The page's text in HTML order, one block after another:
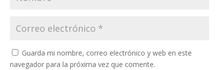
Guarda mi nombre, correo electrónico y web en este
navegador para la próxima vez que comente.